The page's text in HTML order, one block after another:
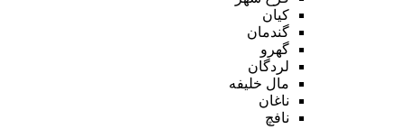
کیان
گندمان
گهرو
لردگان
مال خلیفه
ناغان
نافچ